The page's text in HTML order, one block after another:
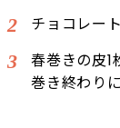
チョコレー
春巻きの皮
巻き終わり